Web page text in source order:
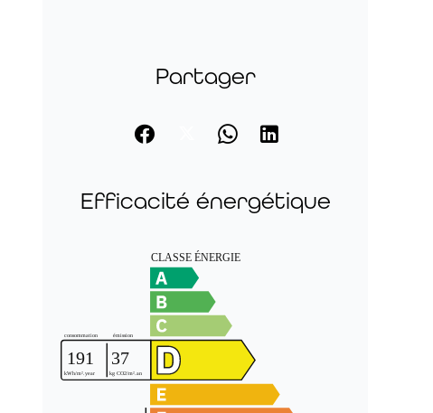
Partager
Efficacité énergétique